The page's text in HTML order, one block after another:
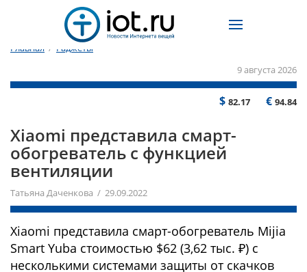
Главная / Гаджеты
9 августа 2026
$ 82.17 € 94.84
Xiaomi представила смарт-
обогреватель с функцией
вентиляции
Татьяна Даченкова / 29.09.2022
Xiaomi представила смарт-обогреватель Mijia
Smart Yuba стоимостью $62 (3,62 тыс. ₽) с
несколькими системами защиты от скачков